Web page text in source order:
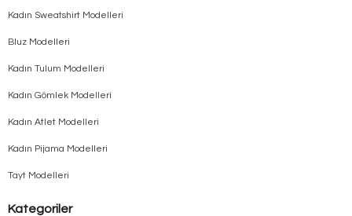
Kadın Sweatshirt Modelleri
Bluz Modelleri
Kadın Tulum Modelleri
Kadın Gömlek Modelleri
Kadın Atlet Modelleri
Kadın Pijama Modelleri
Tayt Modelleri
Kategoriler